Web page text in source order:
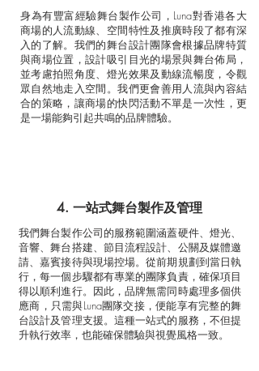
身為有豐富經驗舞台製作公司，Luna對香港各大
商場的人流動線、空間特性及推廣時段了都有深
入的了解。我們的舞台設計團隊會根據品牌特質
與商場位置，設計吸引目光的場景與舞台佈局，
並考慮拍照角度、燈光效果及動線流暢度，令觀
眾自然地走入空間。我們更會善用人流與內容結
合的策略，讓商場的快閃活動不單是一次性，更
是一場能夠引起共鳴的品牌體驗。
4. 一站式舞台製作及管理
我們舞台製作公司的服務範圍涵蓋硬件、燈光、
音響、舞台搭建、節目流程設計、公關及媒體邀
請、嘉賓接待與現場控場。從前期規劃到當日執
行，每一個步驟都有專業的團隊負責，確保項目
得以順利進行。因此，品牌無需同時處理多個供
應商，只需與Luna團隊交接，便能享有完整的舞
台設計及管理支援。這種一站式的服務，不但提
升執行效率，也能確保體驗與視覺風格一致。